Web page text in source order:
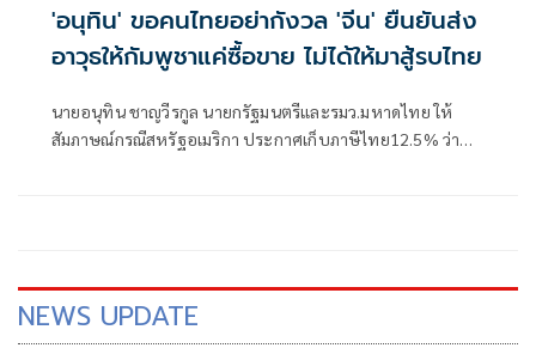
'อนุทิน' ขอคนไทยอย่ากังวล 'จีน' ยืนยันส่ง
อาวุธให้กัมพูชาแค่ซื้อขาย ไม่ได้ให้มาสู้รบไทย
นายอนุทิน ชาญวีรกูล นายกรัฐมนตรีและรมว.มหาดไทย ให้
สัมภาษณ์กรณีสหรัฐอเมริกา ประกาศเก็บภาษีไทย12.5% ว่า
NEWS UPDATE